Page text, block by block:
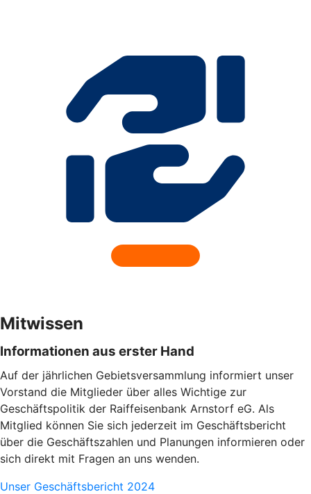
Mitwissen
Informationen aus erster Hand
Auf der jährlichen Gebietsversammlung informiert unser
Vorstand die Mitglieder über alles Wichtige zur
Geschäftspolitik der Raiffeisenbank Arnstorf eG. Als
Mitglied können Sie sich jederzeit im Geschäftsbericht
über die Geschäftszahlen und Planungen informieren oder
sich direkt mit Fragen an uns wenden.
Unser Geschäftsbericht 2024